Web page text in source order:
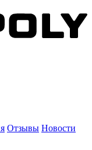
Отзывы Новости